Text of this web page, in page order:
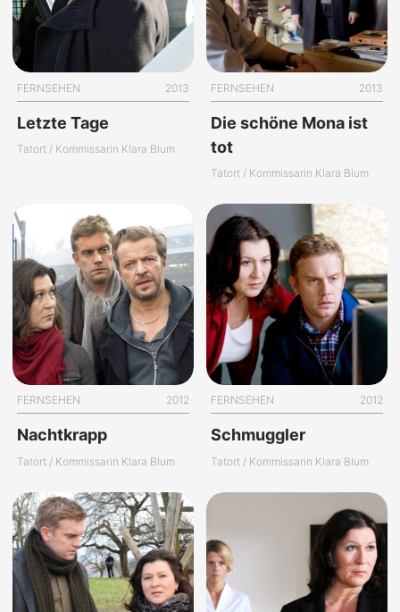
FERNSEHEN 2013
Letzte Tage
Tatort / Kommissarin Klara Blum
FERNSEHEN 2013
Die schöne Mona ist
tot
Tatort / Kommissarin Klara Blum
FERNSEHEN 2012
Nachtkrapp
Tatort / Kommissarin Klara Blum
FERNSEHEN 2012
Schmuggler
Tatort / Kommissarin Klara Blum